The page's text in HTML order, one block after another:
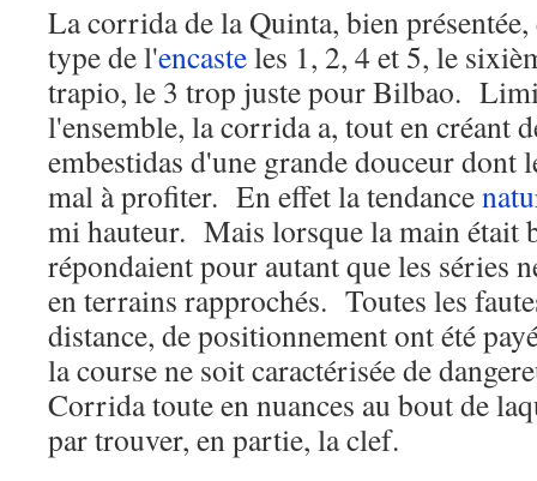
La corrida de la Quinta, bien
type de l'encasteles 1, 2, 4 et 5, le
trapio, le 3 trop juste pour Bilbao.
l'ensemble, la corrida a, tout en créant
embestidas d'une grande douceur dont
mal à profiter. En effet la tendance
mi hauteur. Mais lorsque la main était
répondaient pour autant que les séries
en terrains rapprochés. Toutes les
distance, de positionnement ont été
la course ne soit caractérisée de
Corrida toute en nuances au bout de
par trouver, en partie, la clef.